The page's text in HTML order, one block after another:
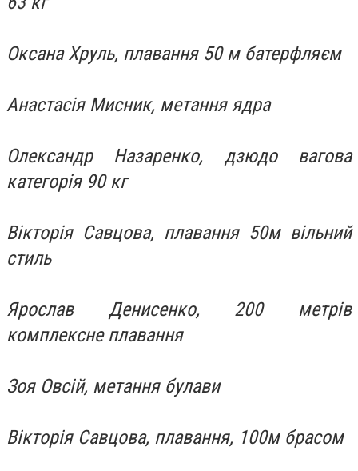
Оксана Хруль, плавання 50 м батерфляєм
Анастасія Мисник, метання ядра
Олександр Назаренко, дзюдо вагова
категорія 90 кг
Вікторія Савцова, плавання 50м вільний
стиль
Ярослав Денисенко, 200 метрів
комплексне плавання
Зоя Овсій, метання булави
Вікторія Савцова, плавання, 100м брасом